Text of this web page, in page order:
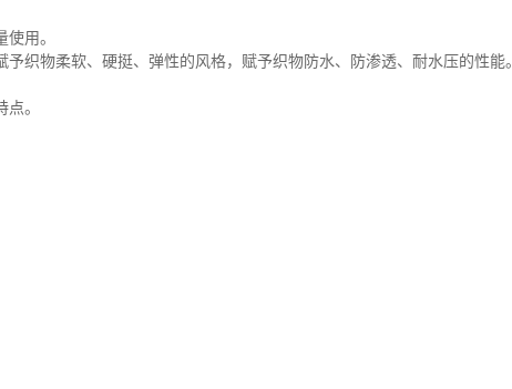
用。
织物柔软、硬挺、弹性的风格，赋予织物防水、防渗透、耐水压的性能。
。